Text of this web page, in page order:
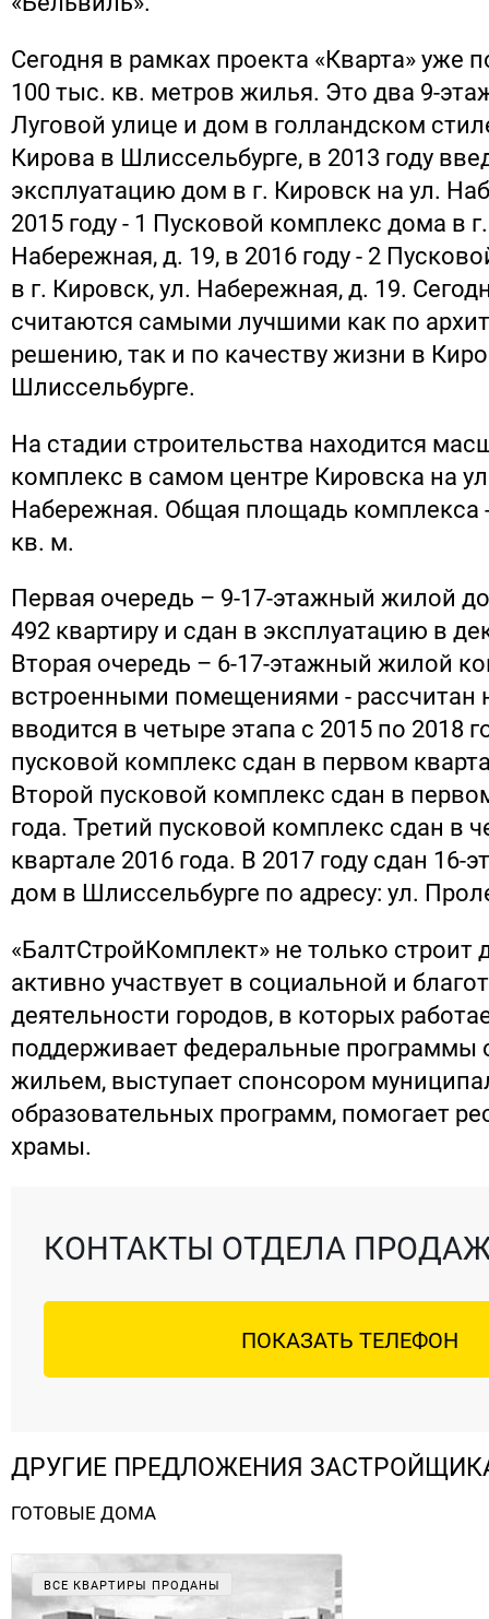
Сегодня в рамках проекта «Кварта» уже
100 тыс. кв. метров жилья. Это два 9-
Луговой улице и дом в голландском
Кирова в Шлиссельбурге, в 2013 году
эксплуатацию дом в г. Кировск на ул.
2015 году - 1 Пусковой комплекс дома в
Набережная, д. 19, в 2016 году - 2
в г. Кировск, ул. Набережная, д. 19.
считаются самыми лучшими как по
решению, так и по качеству жизни в
Шлиссельбурге.
На стадии строительства находится
комплекс в самом центре Кировска на
Набережная. Общая площадь комплекса
кв. м.
Первая очередь – 9-17-этажный жилой
492 квартиру и сдан в эксплуатацию в
Вторая очередь – 6-17-этажный жилой
встроенными помещениями - рассчитан
вводится в четыре этапа с 2015 по 2018
пусковой комплекс сдан в первом
Второй пусковой комплекс сдан в
года. Третий пусковой комплекс сдан в
квартале 2016 года. В 2017 году сдан
дом в Шлиссельбурге по адресу: ул.
«БалтСтройКомплект» не только строит
активно участвует в социальной и
деятельности городов, в которых
поддерживает федеральные программы
жильем, выступает спонсором
образовательных программ, помогает
храмы.
КОНТАКТЫ ОТДЕЛА
ПОКАЗАТЬ ТЕЛЕФОН
ДРУГИЕ ПРЕДЛОЖЕНИЯ
ГОТОВЫЕ ДОМА
ВСЕ КВАРТИРЫ ПРОДАНЫ